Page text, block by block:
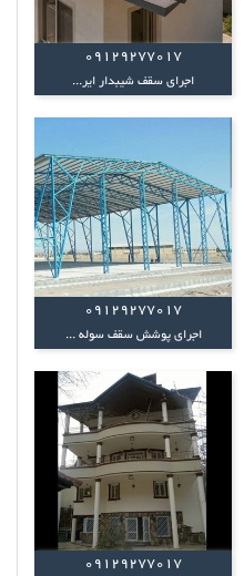
09129277017
اجرای سقف شیبدار ایر...
09129277017
اجرای پوشش سقف سوله ...
09129277017